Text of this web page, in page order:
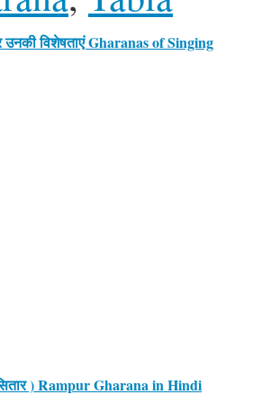
विशेषताएं Gharanas of Singing
सितार ) Rampur Gharana in Hindi